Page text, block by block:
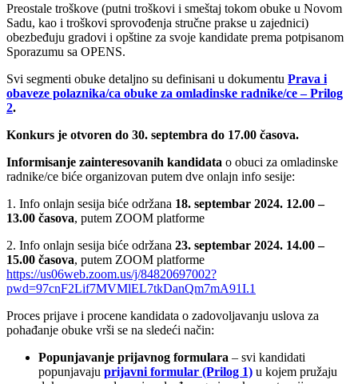
Preostale troškove (putni troškovi i smeštaj tokom obuke u Novom
Sadu, kao i troškovi sprovođenja stručne prakse u zajednici)
obezbeđuju gradovi i opštine za svoje kandidate prema potpisanom
Sporazumu sa OPENS.
Svi segmenti obuke detaljno su definisani u dokumentu Prava i
obaveze polaznika/ca obuke za omladinske radnike/ce – Prilog
2.
Konkurs je otvoren do 30. septembra do 17.00 časova.
Informisanje zainteresovanih kandidata o obuci za omladinske
radnike/ce biće organizovan putem dve onlajn info sesije:
1. Info onlajn sesija biće održana 18. septembar 2024. 12.00 –
13.00 časova, putem ZOOM platforme
2. Info onlajn sesija biće održana 23. septembar 2024. 14.00 –
15.00 časova, putem ZOOM platforme
https://us06web.zoom.us/j/84820697002?
pwd=97cnF2Lif7MVMlEL7tkDanQm7mA91I.1
Proces prijave i procene kandidata o zadovoljavanju uslova za
pohađanje obuke vrši se na sledeći način:
Popunjavanje prijavnog formulara – svi kandidati
popunjavaju prijavni formular (Prilog 1) u kojem pružaju